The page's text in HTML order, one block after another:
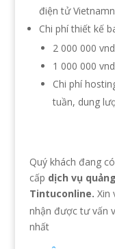
điện tử
Chi phí thiết kế
2 000 000
1 000 000
Chi phí
tuần, dung
Quý khách đang
cấp dịch vụ
Tintuconline. Xin
nhận được tư vấn
nhất